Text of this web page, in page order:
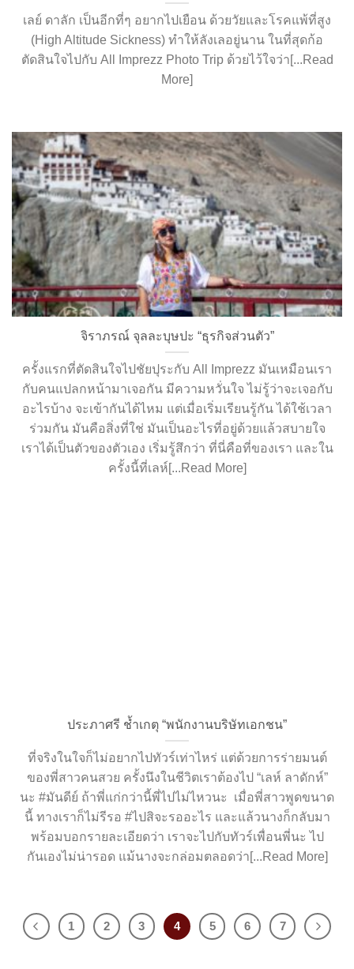
เลย์ ดาลัก เป็นอีกที่ๆ อยากไปเยือน ด้วยวัยและโรคแพ้ที่สูง
(High Altitude Sickness) ทำให้ลังเลอยู่นาน ในที่สุดก้อ
ตัดสินใจไปกับ All Imprezz Photo Trip ด้วยไว้ใจว่า[...Read
More]
จิราภรณ์​ จุ​ล​ละ​บุษปะ​ “ธุรกิจส่วนตัว”
ครั้ง​แรกที่ตัดสินใจไปชัยปุระกับ​ All​ Imprezz​ มันเหมือน​เรา
กับคนแปลกหน้ามาเจอกัน​ มีความหวั่นใจ​ ไม่รู้​ว่าจะเจอกับ
อะไรบ้าง​ จะเข้ากันได้ไหม​ แต่เมื่อเริ่มเรียนรู้​กัน ได้ใช้เวลา
ร่วมกัน​ มันคือสิ่งที่ใช่​ ​มันเป็​นอะไรที่อยู่​ด้วย​แล้วสบายใจ​
เราได้เป็น​ตัวของ​ตัวเอง​ เริ่มรู้สึก​ว่า​ ที่นี่คือที่ของเรา และใน
ครั้งนี้ที่เลห์​[...Read More]
ประภาศรี ช้ำเกตุ “พนักงานบริษัทเอกชน”
ที่จริงในใจก็ไม่อยากไปทัวร์เท่าไหร่ แต่ด้วยการร่ายมนต์
ของพี่สาวคนสวย ครั้งนึงในชีวิตเราต้องไป “เลห์ ลาดักห์”
นะ #มันดีย์ ถ้าพี่แก่กว่านี้พี่ไปไม่ไหวนะ เมื่อพี่สาวพูดขนาด
นี้ ทางเราก็ไม่รีรอ #ไปสิจะรออะไร และแล้วนางก็กลับมา
พร้อมบอกรายละเอียดว่า เราจะไปกับทัวร์เพื่อนพี่นะ ไป
กันเองไม่น่ารอด แม้นางจะกล่อมตลอดว่า[...Read More]
1 2 3 4 5 6 7